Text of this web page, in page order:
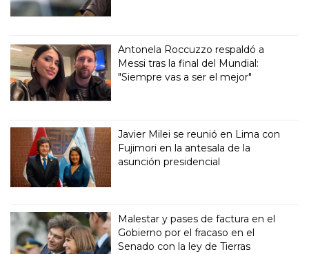
Antonela Roccuzzo respaldó a
Messi tras la final del Mundial:
"Siempre vas a ser el mejor"
Javier Milei se reunió en Lima con
Fujimori en la antesala de la
asunción presidencial
Malestar y pases de factura en el
Gobierno por el fracaso en el
Senado con la ley de Tierras